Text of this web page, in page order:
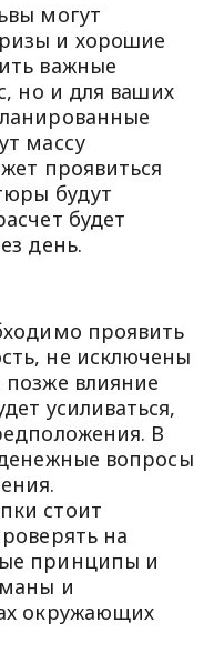
могут
и хорошие
важные
но и для ваших
массу
проявиться
будут
будет
день.
проявить
не исключены
влияние
усиливаться,
В
вопросы
стоит
на
принципы и
и
окружающих